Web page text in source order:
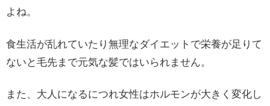
よね。
食生活が乱れていたり無理なダイエットで栄養が足りて
ないと毛先まで元気な髪ではいられません。
また、大人になるにつれ女性はホルモンが大きく変化し